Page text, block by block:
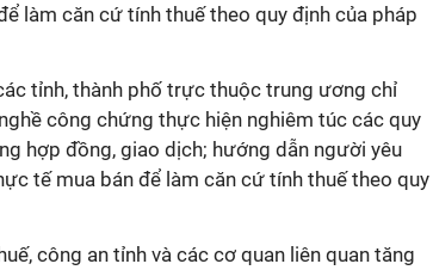
làm căn cứ tính thuế theo quy định của pháp
tỉnh, thành phố trực thuộc trung ương chỉ
công chứng thực hiện nghiêm túc các quy
hợp đồng, giao dịch; hướng dẫn người yêu
tế mua bán để làm căn cứ tính thuế theo quy
công an tỉnh và các cơ quan liên quan tăng